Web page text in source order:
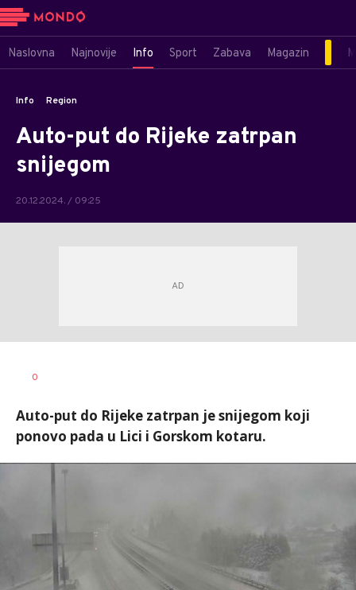
Naslovna Najnovije Info Sport Zabava Magazin
Info Region
Auto-put do Rijeke zatrpan
snijegom
20.12.2024. / 09:25
AUTOR
0
Auto-put do Rijeke zatrpan je snijegom koji
ponovo pada u Lici i Gorskom kotaru.